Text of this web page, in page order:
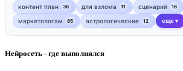
контент план 36 для взлома 11 сценарий 16
маркетологам 85 астрологические 12 еще ▼
Нейросеть - где выполнялся